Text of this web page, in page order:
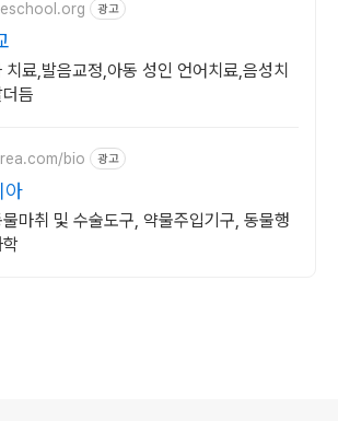
광고
료,발음교정,아동 성인 언어치료,음성치
듬
bio 광고
아
마취 및 수술도구, 약물주입기구, 동물행